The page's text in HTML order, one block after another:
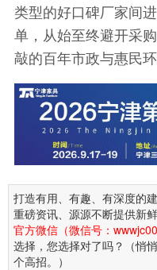
类型的好口碑厂家间
单，从始至终避开采
敲的百年市政与惠民环
打造有用、有趣、有深度的
重磅资讯、源源不断提供新
官方微信（微信号：
选择，您选择对了吗？（悄
个高招。）